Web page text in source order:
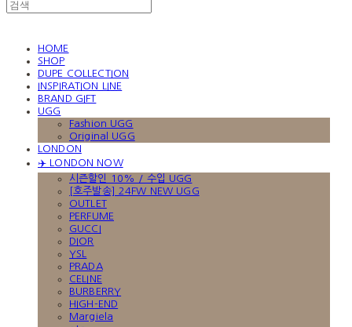
HOME
SHOP
DUPE COLLECTION
INSPIRATION LINE
BRAND GIFT
UGG
Fashion UGG
Original UGG
LONDON
✈️ LONDON NOW
시즌할인 10% / 수입 UGG
[호주발송] 24FW NEW UGG
OUTLET
PERFUME
GUCCI
DIOR
YSL
PRADA
CELINE
BURBERRY
HIGH-END
Margiela